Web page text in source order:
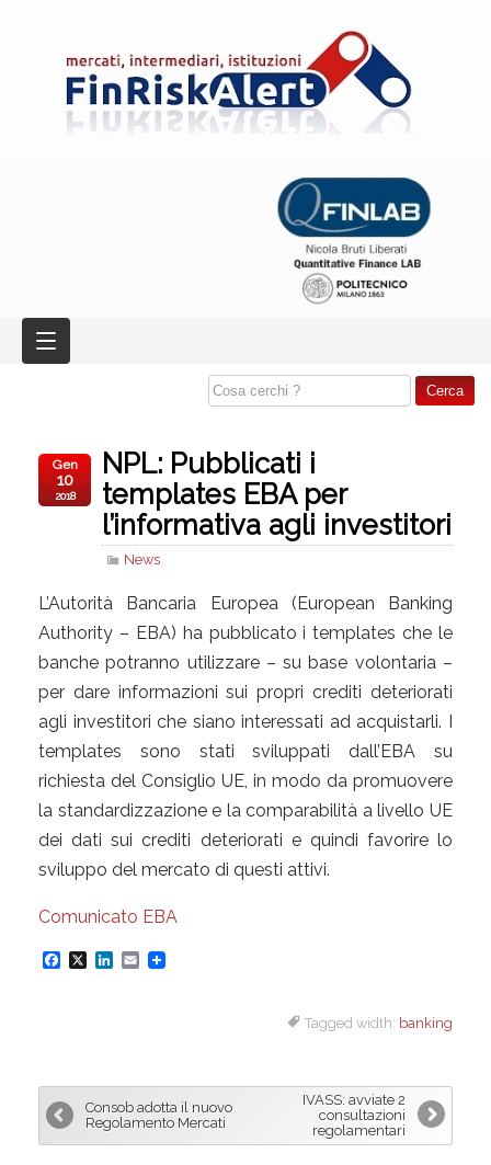
NPL: Pubblicati i
templates EBA per
l’informativa agli investitori
News
Gen
10
2018
L’Autorità Bancaria Europea (European Banking
Authority – EBA) ha pubblicato i templates che le
banche potranno utilizzare – su base volontaria –
per dare informazioni sui propri crediti deteriorati
agli investitori che siano interessati ad acquistarli. I
templates sono stati sviluppati dall’EBA su
richiesta del Consiglio UE, in modo da promuovere
la standardizzazione e la comparabilità a livello UE
dei dati sui crediti deteriorati e quindi favorire lo
sviluppo del mercato di questi attivi.
Comunicato EBA
F
b
o
o
X
L
e
d
I
E
l
Tagged width: banking
Consob adotta il nuovo
Regolamento Mercati
IVASS: avviate 2
consultazioni
regolamentari